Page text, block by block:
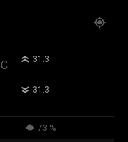
C 31.3
31.3
73 %